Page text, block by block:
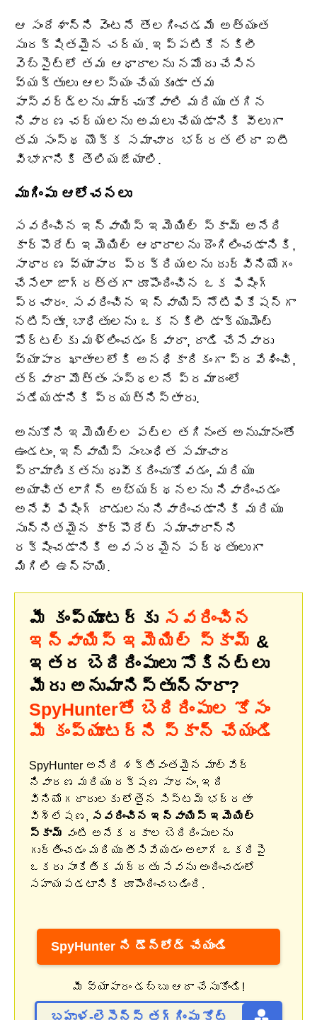
ఆ సందేశాన్ని వెంటనే తొలగించడమే అత్యంత
సురక్షితమైన చర్య. ఇప్పటికే నకిలీ
వెబ్‌సైట్‌లో తమ ఆధారాలను నమోదు చేసిన
వ్యక్తులు ఆలస్యం చేయకుండా తమ
పాస్‌వర్డ్‌లను మార్చుకోవాలి మరియు తగిన
నివారణ చర్యలను అమలు చేయడానికి వీలుగా
తమ సంస్థ యొక్క సమాచార భద్రత లేదా ఐటీ
విభాగానికి తెలియజేయాలి.
ముగింపు ఆలోచనలు
సవరించిన ఇన్వాయిస్ ఇమెయిల్ స్కామ్ అనేది
కార్పొరేట్ ఇమెయిల్ ఆధారాలను దొంగిలించడానికి,
సాధారణ వ్యాపార ప్రక్రియలను దుర్వినియోగం
చేసేలా జాగ్రత్తగా రూపొందించిన ఒక ఫిషింగ్
ప్రచారం. సవరించిన ఇన్వాయిస్ నోటిఫికేషన్‌గా
నటిస్తూ, బాధితులను ఒక నకిలీ డాక్యుమెంట్
పోర్టల్‌కు మళ్లించడం ద్వారా, దాడి చేసేవారు
వ్యాపార ఖాతాలలోకి అనధికారికంగా ప్రవేశించి,
తద్వారా మొత్తం సంస్థలనే ప్రమాదంలో
పడేయడానికి ప్రయత్నిస్తారు.
అనుకోని ఇమెయిల్‌ల పట్ల తగినంత అనుమానంతో
ఉండటం, ఇన్‌వాయిస్ సంబంధిత సమాచార
ప్రామాణికతను ధృవీకరించుకోవడం, మరియు
అయాచిత లాగిన్ అభ్యర్థనలను నివారించడం
అనేవి ఫిషింగ్ దాడులను నివారించడానికి మరియు
సున్నితమైన కార్పొరేట్ సమాచారాన్ని
రక్షించడానికి అవసరమైన పద్ధతులుగా
మిగిలి ఉన్నాయి.
మీ కంప్యూటర్‌కు సవరించిన
ఇన్వాయిస్ ఇమెయిల్ స్కామ్ &
ఇతర బెదిరింపులు సోకినట్లు
మీరు అనుమానిస్తున్నారా?
SpyHunterతో బెదిరింపుల కోసం
మీ కంప్యూటర్‌ని స్కాన్ చేయండి
SpyHunter అనేది శక్తివంతమైన మాల్వేర్
నివారణ మరియు రక్షణ సాధనం, ఇది
వినియోగదారులకు లోతైన సిస్టమ్ భద్రతా
విశ్లేషణ, సవరించిన ఇన్వాయిస్ ఇమెయిల్
స్కామ్ వంటి అనేక రకాల బెదిరింపులను
గుర్తించడం మరియు తీసివేయడం అలాగే ఒకరిపై
ఒకరు సాంకేతిక మద్దతు సేవను అందించడంలో
సహాయపడటానికి రూపొందించబడింది.
SpyHunter ని డౌన్‌లోడ్ చేయండి
మీ వ్యాపారం డబ్బు ఆదా చేసుకోండి!
బహుళ-లైసెన్స్ తగ్గింపు కోట్